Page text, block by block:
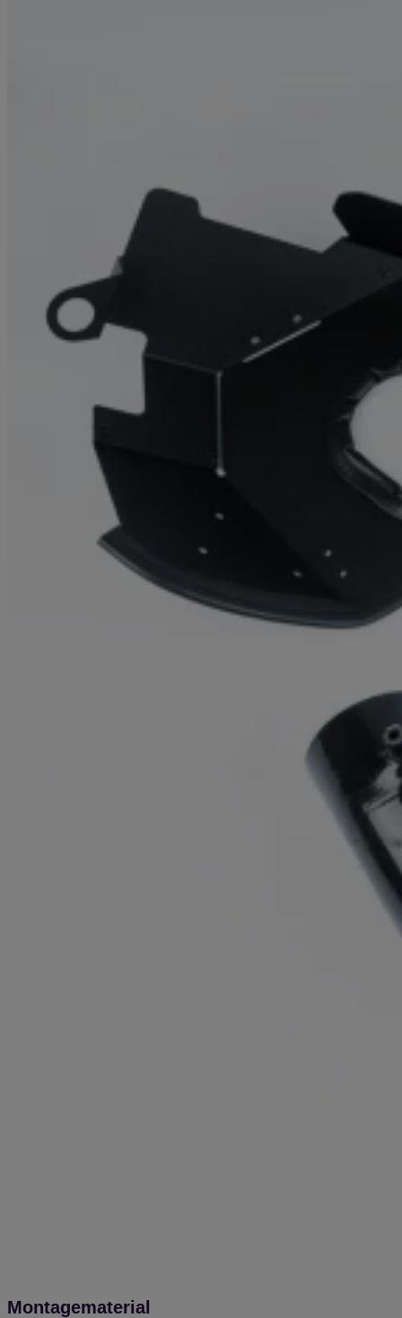
Montagematerial